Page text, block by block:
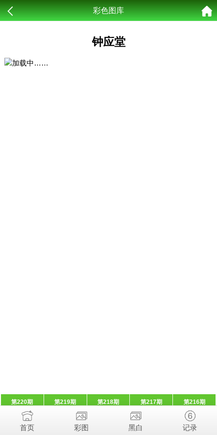
彩色图库
钟应堂
第220期 第219期 第218期 第217期 第216期
首页 彩图 黑白 记录